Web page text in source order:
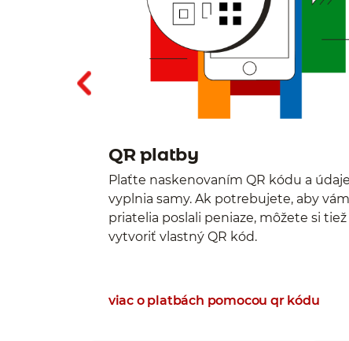
QR platby
Plaťte naskenovaním QR kódu a údaje
vyplnia samy. Ak potrebujete, aby vám
priatelia poslali peniaze, môžete si tiež
vytvoriť vlastný QR kód.
viac o platbách pomocou qr kódu